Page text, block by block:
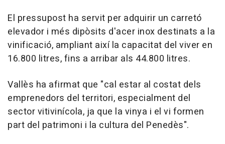
El pressupost ha servit per adquirir un carretó
elevador i més dipòsits d'acer inox destinats a la
vinificació, ampliant així la capacitat del viver en
16.800 litres, fins a arribar als 44.800 litres.
Vallès ha afirmat que "cal estar al costat dels
emprenedors del territori, especialment del
sector vitivinícola, ja que la vinya i el vi formen
part del patrimoni i la cultura del Penedès".